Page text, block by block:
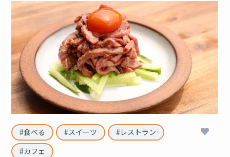
食べる スイーツ
レストラン
カフェ